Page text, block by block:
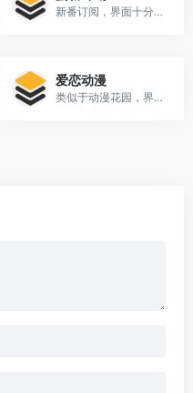
新番订阅，界面十分友好
爱恋动漫
类似于动漫花园，界面比较美观